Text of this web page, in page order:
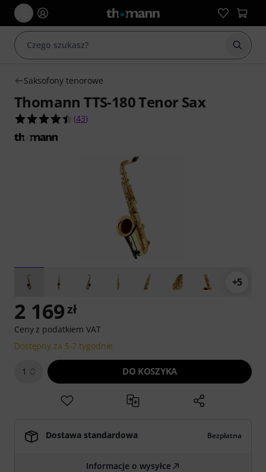
Saksofony tenorowe
Thomann TTS-180 Tenor Sax
4.4 na 5 gwiazdek z 43 ocen klientów
(43)
+5
2 169zł
Ceny z podatkiem VAT
Dostępny za 5-7 tygodnie
1 DO KOSZYKA
Dostawa standardowa Bezpłatna
Informacje o wysyłce